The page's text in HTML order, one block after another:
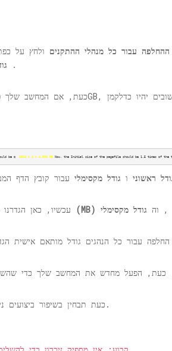
עבור כל מנהלי ההתקנים ולחץ על
.
be = 1024 x 4 = 4.096 MB Now, the Initial size of the pagefile should be 1.5 times of the
ראשוני ו גודל מקסימלי
עכשיו, כאן גודל התחלתי (MB) , וה
כעת תבחין בשיפור ביצועים ניכר במערכת שלך.